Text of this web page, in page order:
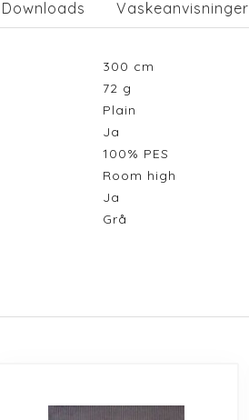
Downloads Vaskeanvisninger
300 cm
72 g
Plain
Ja
100% PES
Room high
Ja
Grå